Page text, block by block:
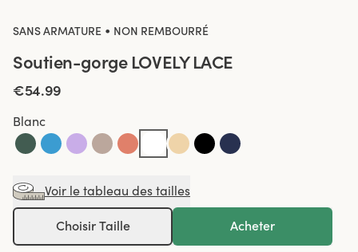
SANS ARMATURE • NON REMBOURRÉ
Soutien-gorge LOVELY LACE
€54.99
Blanc
Voir le tableau des tailles
Choisir Taille Acheter